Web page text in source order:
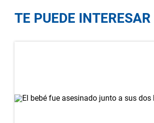
TE PUEDE INTERESAR